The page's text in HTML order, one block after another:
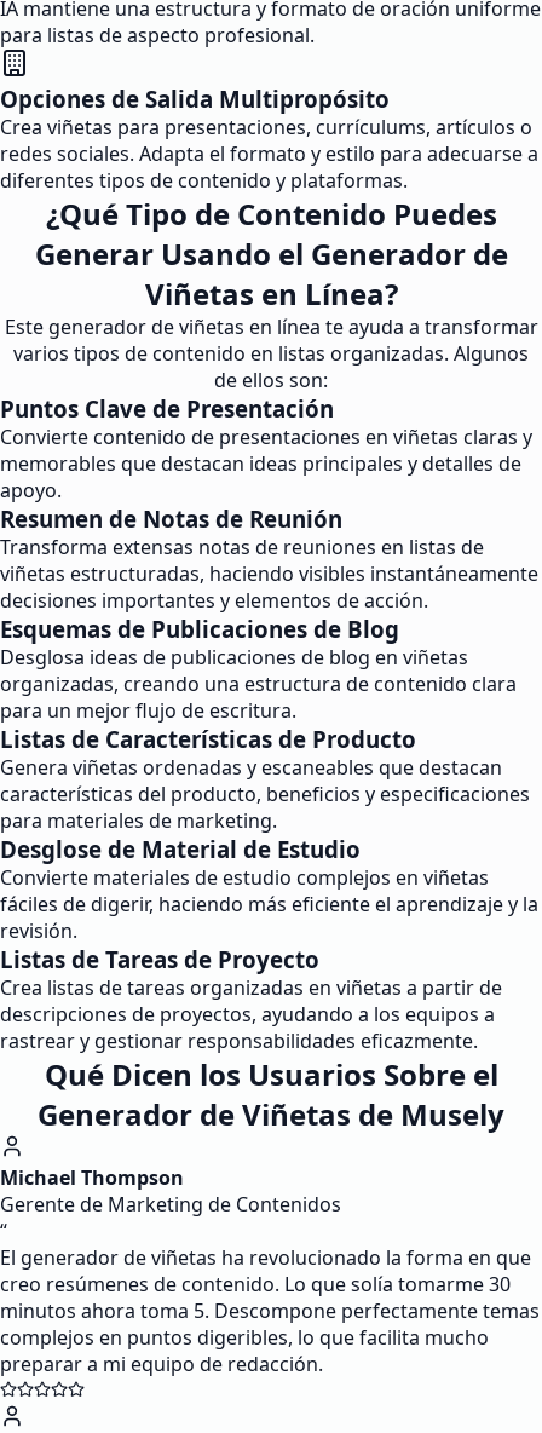
IA mantiene una estructura y formato de oración uniforme
para listas de aspecto profesional.
Opciones de Salida Multipropósito
Crea viñetas para presentaciones, currículums, artículos o
redes sociales. Adapta el formato y estilo para adecuarse a
diferentes tipos de contenido y plataformas.
¿Qué Tipo de Contenido Puedes
Generar Usando el Generador de
Viñetas en Línea?
Este generador de viñetas en línea te ayuda a transformar
varios tipos de contenido en listas organizadas. Algunos
de ellos son:
Puntos Clave de Presentación
Convierte contenido de presentaciones en viñetas claras y
memorables que destacan ideas principales y detalles de
apoyo.
Resumen de Notas de Reunión
Transforma extensas notas de reuniones en listas de
viñetas estructuradas, haciendo visibles instantáneamente
decisiones importantes y elementos de acción.
Esquemas de Publicaciones de Blog
Desglosa ideas de publicaciones de blog en viñetas
organizadas, creando una estructura de contenido clara
para un mejor flujo de escritura.
Listas de Características de Producto
Genera viñetas ordenadas y escaneables que destacan
características del producto, beneficios y especificaciones
para materiales de marketing.
Desglose de Material de Estudio
Convierte materiales de estudio complejos en viñetas
fáciles de digerir, haciendo más eficiente el aprendizaje y la
revisión.
Listas de Tareas de Proyecto
Crea listas de tareas organizadas en viñetas a partir de
descripciones de proyectos, ayudando a los equipos a
rastrear y gestionar responsabilidades eficazmente.
Qué Dicen los Usuarios Sobre el
Generador de Viñetas de Musely
Michael Thompson
Gerente de Marketing de Contenidos
“
El generador de viñetas ha revolucionado la forma en que
creo resúmenes de contenido. Lo que solía tomarme 30
minutos ahora toma 5. Descompone perfectamente temas
complejos en puntos digeribles, lo que facilita mucho
preparar a mi equipo de redacción.